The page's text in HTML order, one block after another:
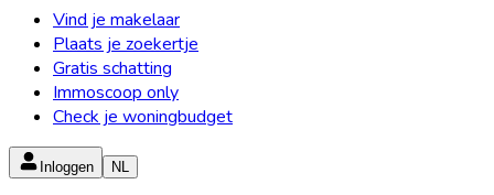
Vind je makelaar
Plaats je zoekertje
Gratis schatting
Immoscoop only
Check je woningbudget
Inloggen NL